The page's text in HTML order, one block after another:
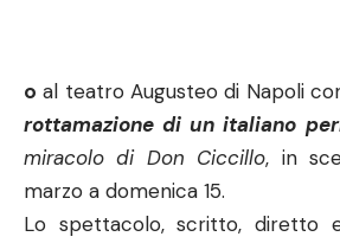
o al teatro Augusteo di Napoli
rottamazione di un italiano
miracolo di Don Ciccillo, in
marzo a domenica 15.
Lo spettacolo, scritto, diretto